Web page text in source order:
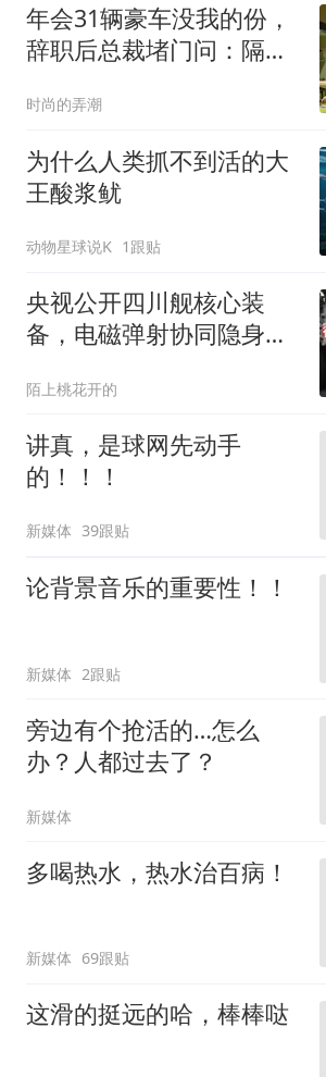
年会31辆豪车没我的份，
辞职后总裁堵门问：隔壁
时尚的弄潮
为什么人类抓不到活的大
王酸浆鱿
动物星球说K 1跟贴
央视公开四川舰核心装
备，电磁弹射协同隐身无
陌上桃花开的
讲真，是球网先动手
的！！！
新媒体 39跟贴
论背景音乐的重要性！！
新媒体 2跟贴
旁边有个抢活的…怎么
办？人都过去了？
新媒体
多喝热水，热水治百病！
新媒体 69跟贴
这滑的挺远的哈，棒棒哒